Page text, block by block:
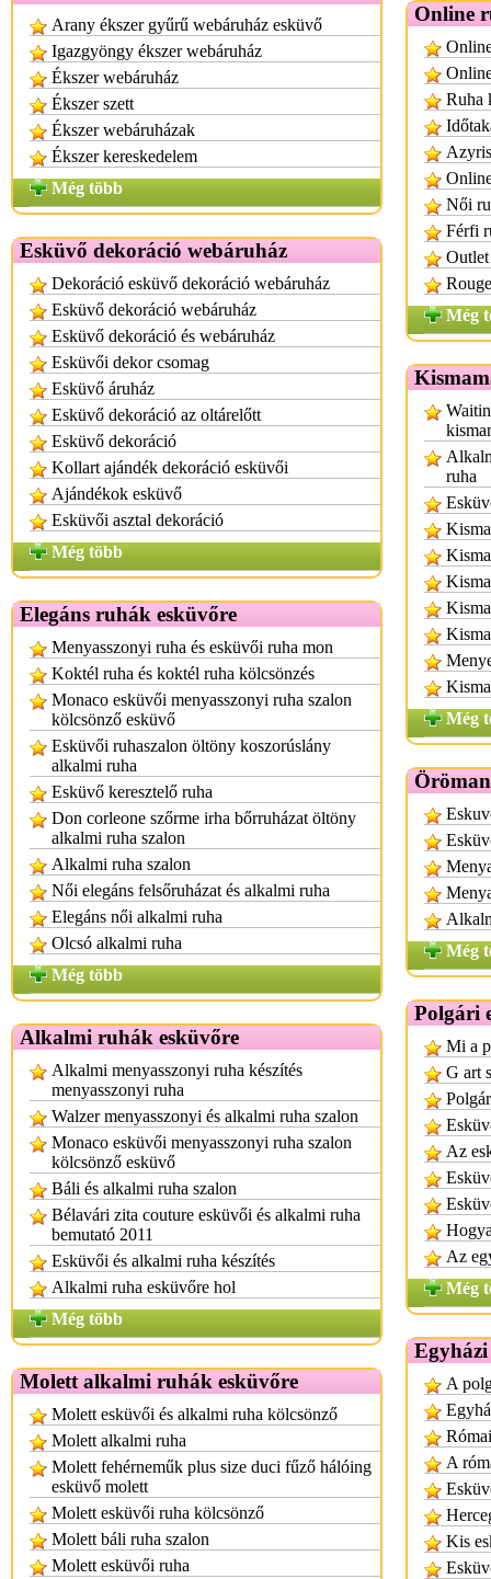
Arany ékszer gyűrű webáruház esküvő
Igazgyöngy ékszer webáruház
Ékszer webáruház
Ékszer szett
Ékszer webáruházak
Ékszer kereskedelem
Még több
Esküvő dekoráció webáruház
Dekoráció esküvő dekoráció webáruház
Esküvő dekoráció webáruház
Esküvő dekoráció és webáruház
Esküvői dekor csomag
Esküvő áruház
Esküvő dekoráció az oltárelőtt
Esküvő dekoráció
Kollart ajándék dekoráció esküvői
Ajándékok esküvő
Esküvői asztal dekoráció
Még több
Elegáns ruhák esküvőre
Menyasszonyi ruha és esküvői ruha mon
Koktél ruha és koktél ruha kölcsönzés
Monaco esküvői menyasszonyi ruha szalon
kölcsönző esküvő
Esküvői ruhaszalon öltöny koszorúslány
alkalmi ruha
Esküvő keresztelő ruha
Don corleone szőrme irha bőrruházat öltöny
alkalmi ruha szalon
Alkalmi ruha szalon
Női elegáns felsőruházat és alkalmi ruha
Elegáns női alkalmi ruha
Olcsó alkalmi ruha
Még több
Alkalmi ruhák esküvőre
Alkalmi menyasszonyi ruha készítés
menyasszonyi ruha
Walzer menyasszonyi és alkalmi ruha szalon
Monaco esküvői menyasszonyi ruha szalon
kölcsönző esküvő
Báli és alkalmi ruha szalon
Bélavári zita couture esküvői és alkalmi ruha
bemutató 2011
Esküvői és alkalmi ruha készítés
Alkalmi ruha esküvőre hol
Még több
Molett alkalmi ruhák esküvőre
Molett esküvői és alkalmi ruha kölcsönző
Molett alkalmi ruha
Molett fehérneműk plus size duci fűző hálóing
esküvő molett
Molett esküvői ruha kölcsönző
Molett báli ruha szalon
Molett esküvői ruha
Online
Ruha
Női
Férfi
Még
ruha
Még
Még
Polgári
Mi a
G art
Az
Az
Még
Egyházi
A
A
Kis